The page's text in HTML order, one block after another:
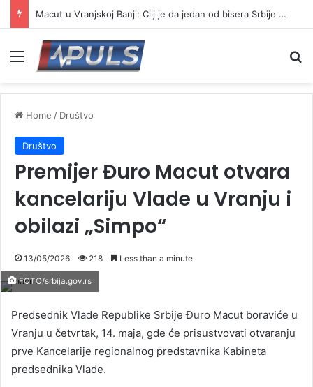
Macut u Vranjskoj Banji: Cilj je da jedan od bisera Srbije postane još jači centar banjskog turizma
Menu
Home / Društvo
Društvo
Premijer Đuro Macut otvara
kancelariju Vlade u Vranju i
obilazi „Simpo“
13/05/2026 218 Less than a minute
FOTO/srbija.gov.rs
Predsednik Vlade Republike Srbije Đuro Macut boraviće u
Vranju u četvrtak, 14. maja, gde će prisustvovati otvaranju
prve Kancelarije regionalnog predstavnika Kabineta
predsednika Vlade.